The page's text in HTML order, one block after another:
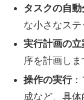
タスクの自動
な小さなステ
実行計画の立
序を計画しま
操作の実行：
成など、具体